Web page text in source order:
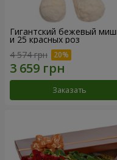
Гигантский бежевый
и 25 красных роз
4 574 грн
Заказать